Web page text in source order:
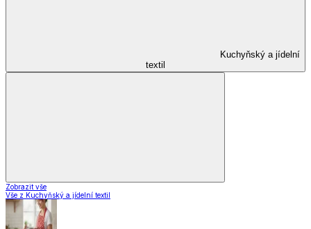
Kuchyňský a jídelní
textil
Zobrazit vše
Vše z Kuchyňský a jídelní textil